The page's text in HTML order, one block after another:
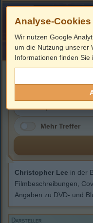
HOME ImpressumLinks
Christopher
Mehr Treffer
Christopher Lee in der
Filmbeschreibungen,
Angaben zu DVD- und
Darsteller
Analyse-Cookies
Wir nutzen Google
um die Nutzung unserer
Informationen finden Sie